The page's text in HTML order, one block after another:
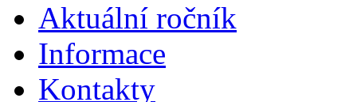
Aktuální ročník
Informace
Kontakty